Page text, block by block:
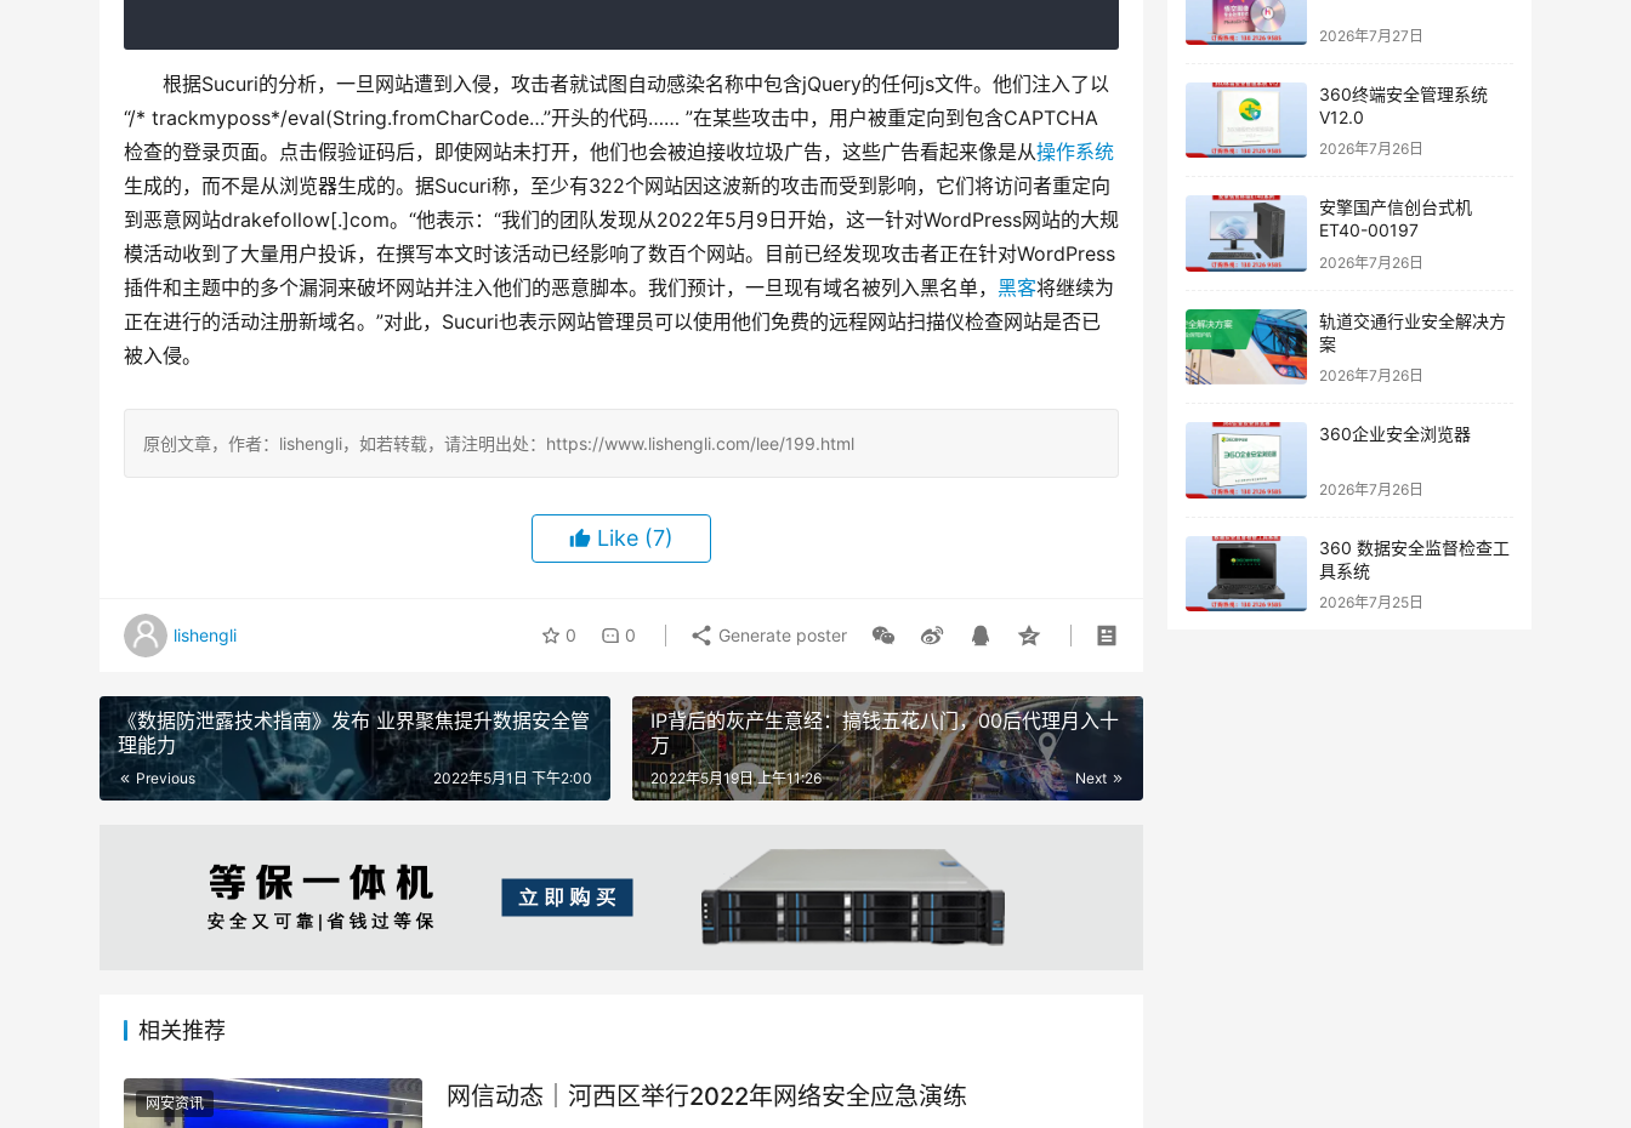
根据Sucuri的分析，一旦网站遭到入侵，攻击者就试图自动感染名称中包含jQuery的任何js文件。他们注入了以
“/* trackmyposs*/eval(String.fromCharCode…”开头的代码…… ”在某些攻击中，用户被重定向到包含CAPTCHA
检查的登录页面。点击假验证码后，即使网站未打开，他们也会被迫接收垃圾广告，这些广告看起来像是从操作系统
生成的，而不是从浏览器生成的。据Sucuri称，至少有322个网站因这波新的攻击而受到影响，它们将访问者重定向
到恶意网站drakefollow[.]com。“他表示：“我们的团队发现从2022年5月9日开始，这一针对WordPress网站的大规
模活动收到了大量用户投诉，在撰写本文时该活动已经影响了数百个网站。目前已经发现攻击者正在针对WordPress
插件和主题中的多个漏洞来破坏网站并注入他们的恶意脚本。我们预计，一旦现有域名被列入黑名单， 黑客将继续为
正在进行的活动注册新域名。”对此，Sucuri也表示网站管理员可以使用他们免费的远程网站扫描仪检查网站是否已
被入侵。
原创文章，作者：lishengli，如若转载，请注明出处：https://www.lishengli.com/lee/199.html
Like (7)
lishengli 0 0 Generate poster
《数据防泄露技术指南》发布 业界聚焦提升数据安全管
理能力
Previous 2022年5月1日 下午2:00
IP背后的灰产生意经：搞钱五花八门，00后代理月入十
万
Next
2022年5月19日 上午11:26
相关推荐
网安资讯 网信动态｜河西区举行2022年网络安全应急演练
2026年7月27日
360终端安全管理系统
V12.0
2026年7月26日
安擎国产信创台式机
ET40-00197
2026年7月26日
轨道交通行业安全解决方
案
2026年7月26日
360企业安全浏览器
2026年7月26日
360 数据安全监督检查工
具系统
2026年7月25日